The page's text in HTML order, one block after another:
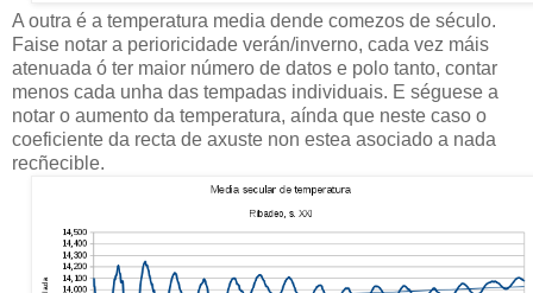
A outra é a temperatura media dende comezos de século.
Faise notar a perioricidade verán/inverno, cada vez máis
atenuada ó ter maior número de datos e polo tanto, contar
menos cada unha das tempadas individuais. E séguese a
notar o aumento da temperatura, aínda que neste caso o
coeficiente da recta de axuste non estea asociado a nada
recñecible.